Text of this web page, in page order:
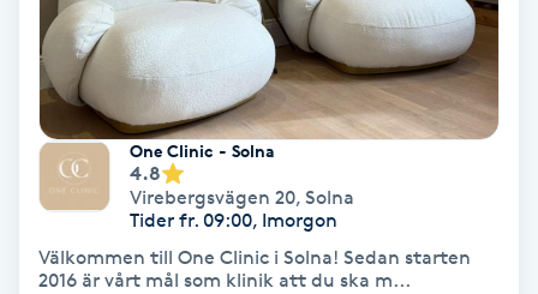
Brynfärgning
Brynplockning
BröllopsuppsättningOne Clinic - Solna
4.8
Virebergsvägen 20, Solna
Tider fr. 09:00, Imorgon
Välkommen till One Clinic i Solna! Sedan starten
2016 är vårt mål som klinik att du ska m...